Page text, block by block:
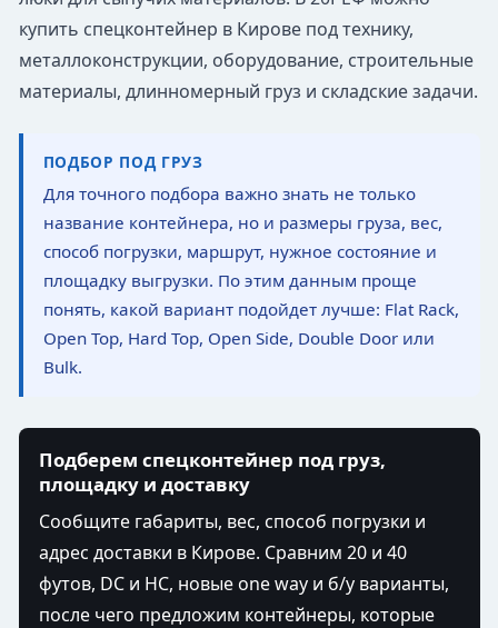
купить спецконтейнер в Кирове под технику,
металлоконструкции, оборудование, строительные
материалы, длинномерный груз и складские задачи.
ПОДБОР ПОД ГРУЗ
Для точного подбора важно знать не только
название контейнера, но и размеры груза, вес,
способ погрузки, маршрут, нужное состояние и
площадку выгрузки. По этим данным проще
понять, какой вариант подойдет лучше: Flat Rack,
Open Top, Hard Top, Open Side, Double Door или
Bulk.
Подберем спецконтейнер под груз,
площадку и доставку
Сообщите габариты, вес, способ погрузки и
адрес доставки в Кирове. Сравним 20 и 40
футов, DC и HC, новые one way и б/у варианты,
после чего предложим контейнеры, которые